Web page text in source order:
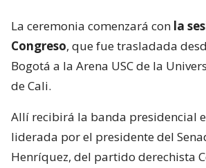
La ceremonia comenzará con la
Congreso, que fue trasladada
Bogotá a la Arena USC de la
de Cali.
Allí recibirá la banda presidencial
liderada por el presidente del
Henríquez, del partido derechista